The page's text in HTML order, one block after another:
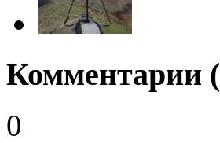
Комментарии (
0